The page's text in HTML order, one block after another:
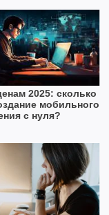
2025: сколько
мобильного
с нуля?